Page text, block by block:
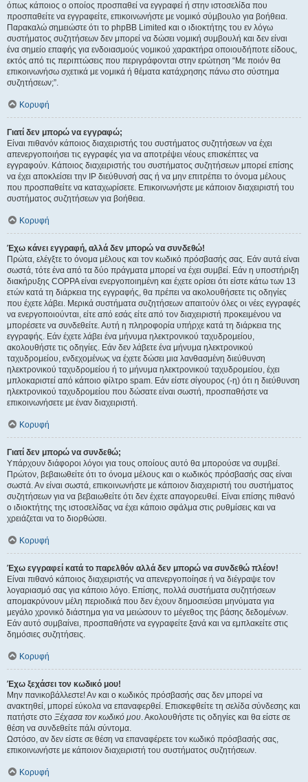
όπως κάποιος ο οποίος προσπαθεί να εγγραφεί ή στην ιστοσελίδα που
προσπαθείτε να εγγραφείτε, επικοινωνήστε με νομικό σύμβουλο για βοήθεια.
Παρακαλώ σημειώστε ότι το phpBB Limited και ο ιδιοκτήτης του εν λόγω
συστήματος συζητήσεων δεν μπορεί να δώσει νομική συμβουλή και δεν είναι
ένα σημείο επαφής για ενδοιασμούς νομικού χαρακτήρα οποιουδήποτε είδους,
εκτός από τις περιπτώσεις που περιγράφονται στην ερώτηση “Με ποιόν θα
επικοινωνήσω σχετικά με νομικά ή θέματα κατάχρησης πάνω στο σύστημα
συζητήσεων;”.
Κορυφή
Γιατί δεν μπορώ να εγγραφώ;
Είναι πιθανόν κάποιος διαχειριστής του συστήματος συζητήσεων να έχει
απενεργοποιήσει τις εγγραφές για να αποτρέψει νέους επισκέπτες να
εγγραφούν. Κάποιος διαχειριστής του συστήματος συζητήσεων μπορεί επίσης
να έχει αποκλείσει την IP διεύθυνσή σας ή να μην επιτρέπει το όνομα μέλους
που προσπαθείτε να καταχωρίσετε. Επικοινωνήστε με κάποιον διαχειριστή του
συστήματος συζητήσεων για βοήθεια.
Κορυφή
Έχω κάνει εγγραφή, αλλά δεν μπορώ να συνδεθώ!
Πρώτα, ελέγξτε το όνομα μέλους και τον κωδικό πρόσβασής σας. Εάν αυτά είναι
σωστά, τότε ένα από τα δύο πράγματα μπορεί να έχει συμβεί. Εάν η υποστήριξη
διακήρυξης COPPA είναι ενεργοποιημένη και έχετε ορίσει ότι είστε κάτω των 13
ετών κατά τη διάρκεια της εγγραφής, θα πρέπει να ακολουθήσετε τις οδηγίες
που έχετε λάβει. Μερικά συστήματα συζητήσεων απαιτούν όλες οι νέες εγγραφές
να ενεργοποιούνται, είτε από εσάς είτε από τον διαχειριστή προκειμένου να
μπορέσετε να συνδεθείτε. Αυτή η πληροφορία υπήρχε κατά τη διάρκεια της
εγγραφής. Εάν έχετε λάβει ένα μήνυμα ηλεκτρονικού ταχυδρομείου,
ακολουθήστε τις οδηγίες. Εάν δεν λάβετε ένα μήνυμα ηλεκτρονικού
ταχυδρομείου, ενδεχομένως να έχετε δώσει μια λανθασμένη διεύθυνση
ηλεκτρονικού ταχυδρομείου ή το μήνυμα ηλεκτρονικού ταχυδρομείου, έχει
μπλοκαριστεί από κάποιο φίλτρο spam. Εάν είστε σίγουρος (-η) ότι η διεύθυνση
ηλεκτρονικού ταχυδρομείου που δώσατε είναι σωστή, προσπαθήστε να
επικοινωνήσετε με έναν διαχειριστή.
Κορυφή
Γιατί δεν μπορώ να συνδεθώ;
Υπάρχουν διάφοροι λόγοι για τους οποίους αυτό θα μπορούσε να συμβεί.
Πρώτον, βεβαιωθείτε ότι το όνομα μέλους και ο κωδικός πρόσβασής σας είναι
σωστά. Αν είναι σωστά, επικοινωνήστε με κάποιον διαχειριστή του συστήματος
συζητήσεων για να βεβαιωθείτε ότι δεν έχετε απαγορευθεί. Είναι επίσης πιθανό
ο ιδιοκτήτης της ιστοσελίδας να έχει κάποιο σφάλμα στις ρυθμίσεις και να
χρειάζεται να το διορθώσει.
Κορυφή
Έχω εγγραφεί κατά το παρελθόν αλλά δεν μπορώ να συνδεθώ πλέον!
Είναι πιθανό κάποιος διαχειριστής να απενεργοποίησε ή να διέγραψε τον
λογαριασμό σας για κάποιο λόγο. Επίσης, πολλά συστήματα συζητήσεων
απομακρύνουν μέλη περιοδικά που δεν έχουν δημοσιεύσει μηνύματα για
μεγάλο χρονικό διάστημα για να μειώσουν το μέγεθος της βάσης δεδομένων.
Εάν αυτό συμβαίνει, προσπαθήστε να εγγραφείτε ξανά και να εμπλακείτε στις
δημόσιες συζητήσεις.
Κορυφή
Έχω ξεχάσει τον κωδικό μου!
Μην πανικοβάλλεστε! Αν και ο κωδικός πρόσβασής σας δεν μπορεί να
ανακτηθεί, μπορεί εύκολα να επαναφερθεί. Επισκεφθείτε τη σελίδα σύνδεσης και
πατήστε στο Ξέχασα τον κωδικό μου. Ακολουθήστε τις οδηγίες και θα είστε σε
θέση να συνδεθείτε πάλι σύντομα.
Ωστόσο, αν δεν είστε σε θέση να επαναφέρετε τον κωδικό πρόσβασής σας,
επικοινωνήστε με κάποιον διαχειριστή του συστήματος συζητήσεων.
Κορυφή